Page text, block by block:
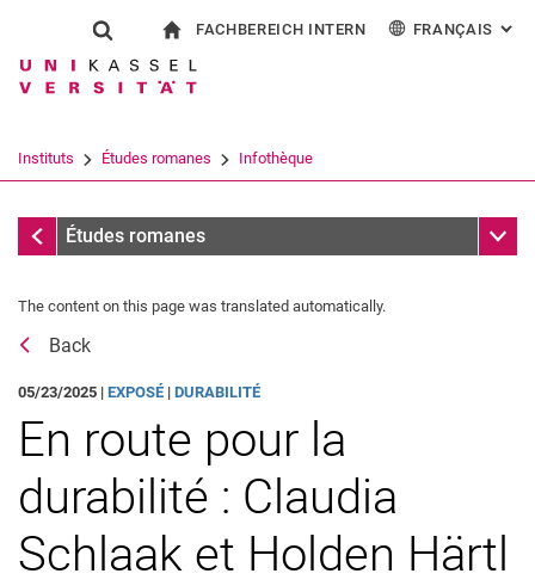
Jump directly to: content
Jump directly to: search
Jump directly to: main
Show search form
Search term
Search (opens an external link in a
FACHBEREICH INTERN FRANÇAIS :
Instituts Études romanes Infothèque
Messages
Études romanes Sub
The content on this page was translated automatically.
Back
05/23/2025 | EXPOSÉ | DURABILITÉ
En route pour la
durabilité : Claudia
Schlaak et Holden Härtl